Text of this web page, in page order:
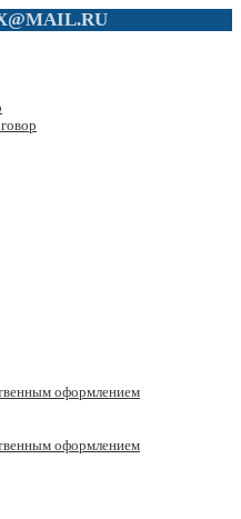
оформлением
оформлением